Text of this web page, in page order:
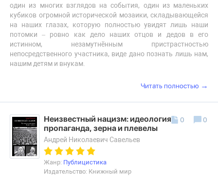
один из многих взглядов на события, один из маленьких
кубиков огромной исторической мозаики, складывающейся
на наших глазах, которую полностью увидят лишь наши
потомки – ровно как дело наших отцов и дедов в его
истинном, незамутнённым пристрастностью
непосредственного участника, виде дано познать лишь нам,
нашим детям и внукам.
Читать полностью →
Неизвестный нацизм: идеология и
пропаганда, зерна и плевелы
Андрей Николаевич Савельев
Жанр: Публицистика
Издательство: Книжный мир
0 0